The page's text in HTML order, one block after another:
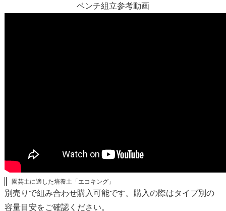
ベンチ組立参考動画
園芸土に適した培養土「エコキング」
別売りで組み合わせ購入可能です。購入の際はタイプ別の
容量目安をご確認ください。